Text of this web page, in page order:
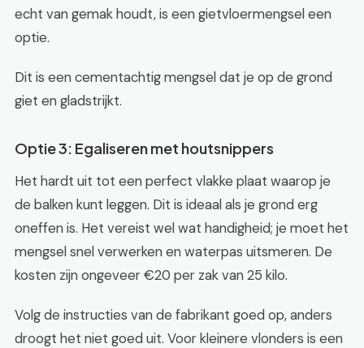
echt van gemak houdt, is een gietvloermengsel een
optie.
Dit is een cementachtig mengsel dat je op de grond
giet en gladstrijkt.
Optie 3: Egaliseren met houtsnippers
Het hardt uit tot een perfect vlakke plaat waarop je
de balken kunt leggen. Dit is ideaal als je grond erg
oneffen is. Het vereist wel wat handigheid; je moet het
mengsel snel verwerken en waterpas uitsmeren. De
kosten zijn ongeveer €20 per zak van 25 kilo.
Volg de instructies van de fabrikant goed op, anders
droogt het niet goed uit. Voor kleinere vlonders is een